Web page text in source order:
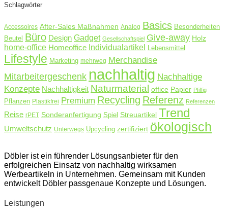
Schlagwörter
Accessoires After-Sales Maßnahmen Analog Basics Besonderheiten
Beutel Büro Design Gadget Gesellschaftspiel Give-away Holz
home-office Homeoffice Individualartikel Lebensmittel
Lifestyle Marketing mehrweg Merchandise
Mitarbeitergeschenk nachhaltig Nachhaltige
Konzepte Nachhaltigkeit Naturmaterial office Papier Pfiffig
Pflanzen Plastikfrei Premium Recycling Referenz Referenzen
Reise rPET Sonderanfertigung Spiel Streuartikel Trend
Umweltschutz Unterwegs Upcycling zertifiziert ökologisch
Döbler ist ein führender Lösungsanbieter für den
erfolgreichen Einsatz von nachhaltig wirksamen
Werbeartikeln in Unternehmen. Gemeinsam mit Kunden
entwickelt Döbler passgenaue Konzepte und Lösungen.
Leistungen